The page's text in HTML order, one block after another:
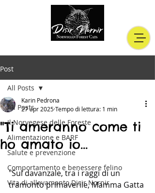
Post
All Posts
Il Norvegese delle Foreste
Alimentazione e BARF
Salute e prevenzione
Comportamento e benessere felino
Vita di allevamento Disir Nornir
All Posts
"Ti ameranno come ti
ho amato io...
Karin Pedrona
27 apr 2025Tempo di lettura: 1 min
"Sul davanzale, tra i raggi di un
tramonto primaverile, Mamma Gatta